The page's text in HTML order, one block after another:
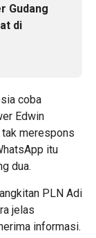
Gudang
di
coba
Edwin
tak merespons
itu
dua.
PLN Adi
jelas
informasi.